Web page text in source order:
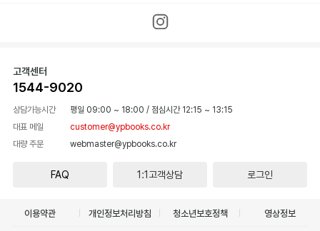
고객센터
1544-9020
상담가능시간 평일 09:00 ~ 18:00 / 점심시간 12:15 ~ 13:15
대표 메일
customer@ypbooks.co.kr
대량 주문
webmaster@ypbooks.co.kr
FAQ 1:1고객상담 로그인
이용약관 개인정보처리방침 청소년보호정책 영상정보